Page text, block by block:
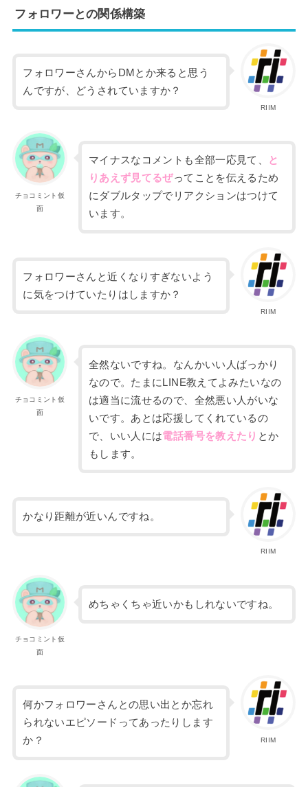
フォロワーとの関係構築
RIIM
フォロワーさんからDMとか来ると思う
んですが、どうされていますか？
チョコミント仮
面
マイナスなコメントも全部一応見て、
と
りあえず見てるぜってことを伝えるため
にダブルタップでリアクションはつけて
います。
RIIM
フォロワーさんと近くなりすぎないよう
に気をつけていたりはしますか？
チョコミント仮
面
全然ないですね。なんかいい人ばっかり
なので。たまに LINE教え てよみたいなの
は適当に流せるので、全然悪い人がいな
いです。あとは応援してくれているの
で、いい人には電話番号を教えたり とか
もします。
RIIM
かなり距離が近いんですね。
チョコミント仮
面
めちゃくちゃ近いかもしれないですね。
RIIM
何かフォロワーさんとの思い出とか忘れ
られないエピソードってあったりします
か？